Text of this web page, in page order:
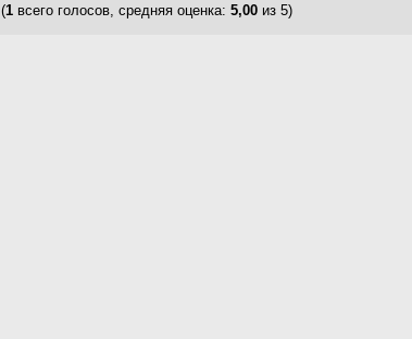
(1 всего голосов, средняя оценка: 5,00 из 5)